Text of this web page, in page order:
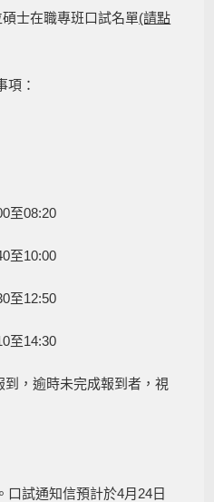
士在職專班口試名單(請點
項：
至08:20
至10:00
至12:50
至14:30
，逾時未完成報到者，視
口試通知信預計於4月24日